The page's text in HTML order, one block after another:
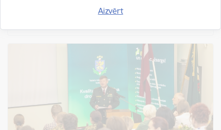
Aizvērt
nepieciešamas jaunākā virsnieka pienākumu…